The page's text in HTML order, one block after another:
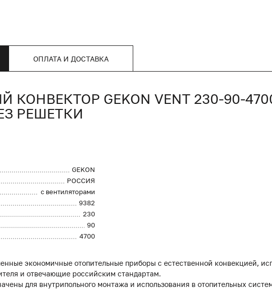
ОПЛАТА И ДОСТАВКА
GEKON VENT 230-90-
РЕШЕТКИ
GEKON
РОССИЯ
с вентиляторами
9382
230
90
4700
экономичные отопительные приборы с естественной конвекцией,
и отвечающие российским стандартам.
для внутрипольного монтажа и использования в отопительных